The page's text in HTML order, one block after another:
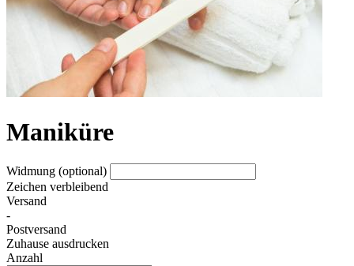
Maniküre
Widmung (optional)
Zeichen verbleibend
Versand
-
Postversand
Zuhause ausdrucken
Anzahl